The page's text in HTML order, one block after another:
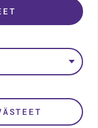
Youtube